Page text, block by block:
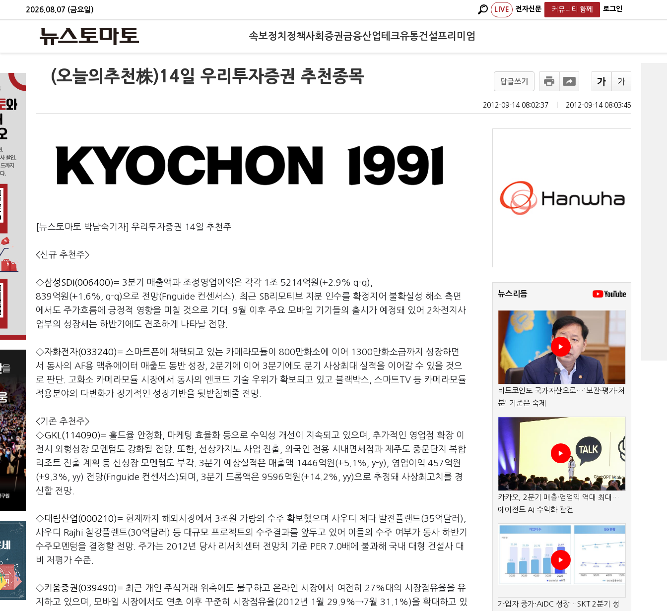
2026.08.07 (금요일) LIVE 전자신문 커뮤니티 함께 로그인
속보정치 정책사회 증권금융산업테크유통건설프리미엄
(오늘의추천株)14일 우리투자증권 추천종목 답글쓰기
2012-09-14 08:02:37 2012-09-14 08:03:45
[뉴스토마토 박남숙기자] 우리투자증권 14일 추천주
<신규 추천주>
◇삼성SDI(006400)= 3분기 매출액과 조정영업이익은 각각 1조 5214억원(+2.9% q-q),
839억원(+1.6%, q-q)으로 전망(Fnguide 컨센서스). 최근 SB리모티브 지분 인수를 확정지어 불확실성 해소 측면
에서도 주가흐름에 긍정적 영향을 미칠 것으로 기대. 9월 이후 주요 모바일 기기들의 출시가 예정돼 있어 2차전지사
업부의 성장세는 하반기에도 견조하게 나타날 전망.
◇자화전자(033240)= 스마트폰에 채택되고 있는 카메라모듈이 800만화소에 이어 1300만화소급까지 성장하면
서 동사의 AF용 액츄에이터 매출도 동반 성장, 2분기에 이어 3분기에도 분기 사상최대 실적을 이어갈 수 있을 것으
로 판단. 고화소 카메라모듈 시장에서 동사의 엔코드 기술 우위가 확보되고 있고 블랙박스, 스마트TV 등 카메라모듈
적용분야의 다변화가 장기적인 성장기반을 뒷받침해줄 전망.
<기존 추천주>
◇GKL(114090)= 홀드율 안정화, 마케팅 효율화 등으로 수익성 개선이 지속되고 있으며, 추가적인 영업점 확장 이
전시 외형성장 모멘텀도 강화될 전망. 또한, 선상카지노 사업 진출, 외국인 전용 시내면세점과 제주도 중문단지 복합
리조트 진출 계획 등 신성장 모멘텀도 부각. 3분기 예상실적은 매출액 1446억원(+5.1%, y-y), 영업이익 457억원
(+9.3%, yy) 전망(Fnguide 컨센서스)되며, 3분기 드롭액은 9596억원(+14.2%, yy)으로 추정돼 사상최고치를 경
신할 전망.
◇대림산업(000210)= 현재까지 해외시장에서 3조원 가량의 수주 확보했으며 사우디 제다 발전플랜트(35억달러),
사우디 Rajhi 철강플랜트(30억달러) 등 대규모 프로젝트의 수주결과를 앞두고 있어 이들의 수주 여부가 동사 하반기
수주모멘텀을 결정할 전망. 주가는 2012년 당사 리서치센터 전망치 기준 PER 7.0배에 불과해 국내 대형 건설사 대
비 저평가 수준.
◇키움증권(039490)= 최근 개인 주식거래 위축에도 불구하고 온라인 시장에서 여전히 27%대의 시장점유율을 유
지하고 있으며, 모바일 시장에서도 연초 이후 꾸준히 시장점유율(2012년 1월 29.9%→7월 31.1%)을 확대하고 있
뉴스리듬
비트코인도 국가자산으로…'보관·평가·처
분' 기준은 숙제
카카오, 2분기 매출·영업익 역대 최대…
에이전트 AI 수익화 관건
가입자 증가·AIDC 성장…SKT 2분기 성